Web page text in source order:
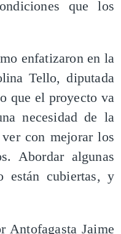
que los
enfatizaron en la
Tello, diputada
que el proyecto va
necesidad de la
con mejorar los
Abordar algunas
están cubiertas, y
Antofagasta Jaime